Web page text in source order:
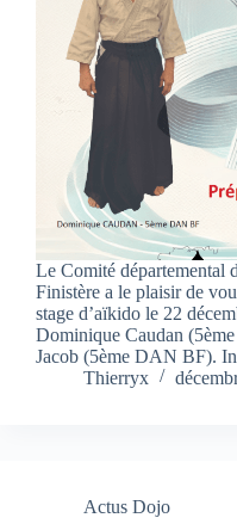
Le Comité départemental
Finistère a le plaisir de
stage d’aïkido le 22
Dominique Caudan
Jacob (5ème DAN BF).
Thierryx
Actus Dojo